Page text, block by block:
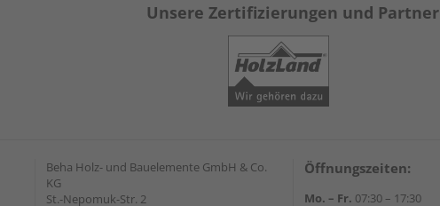
Unsere Zertifizierungen und Partner
Beha Holz- und Bauelemente GmbH & Co.
KG
St.-Nepomuk-Str. 2
Öffnungszeiten:
Mo. – Fr. 07:30 – 17:30